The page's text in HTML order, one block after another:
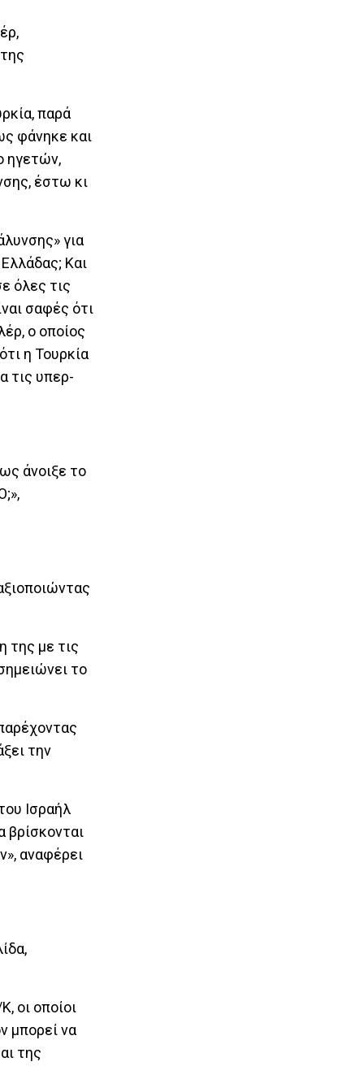
παρά
φάνηκε και
ηγετών,
έστω κι
για
Και
όλες τις
σαφές ότι
ο οποίος
η Τουρκία
τις υπερ-
άνοιξε το
της με τις
το
την
Ισραήλ
βρίσκονται
αναφέρει
οι οποίοι
μπορεί να
της